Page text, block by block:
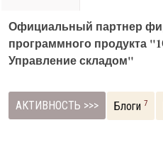
Официальный партнер
программного продукта
Управление складом"
АКТИВНОСТЬ >>> Блоги 7